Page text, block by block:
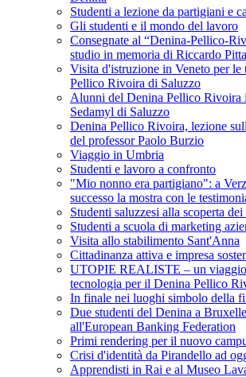
Studenti a lezione da partigiani e
Gli studenti e il mondo del lavoro
Consegnate al “Denina-Pellico-
studio in memoria di Riccardo
Visita d'istruzione in Veneto per le
Pellico Rivoira di Saluzzo
Alunni del Denina Pellico Rivoira
Sedamyl di Saluzzo
Denina Pellico Rivoira, lezione
del professor Paolo Burzio
Viaggio in Umbria
Studenti e lavoro a confronto
"Mio nonno era partigiano": a
successo la mostra con le
Studenti saluzzesi alla scoperta
Studenti a scuola di marketing
Visita allo stabilimento Sant'Anna
Cittadinanza attiva e impresa
UTOPIE REALISTE – un viaggio
tecnologia per il Denina Pellico
In finale nei luoghi simbolo della
Due studenti del Denina a
all'European Banking Federation
Primi rendering per il nuovo
Crisi d'identità da Pirandello ad
Apprendisti in Rai e al Museo